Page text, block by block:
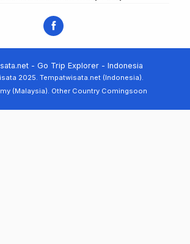
- Go Trip Explorer - Indonesia
2025. Tempatwisata.net (Indonesia).
(Malaysia). Other Country Comingsoon